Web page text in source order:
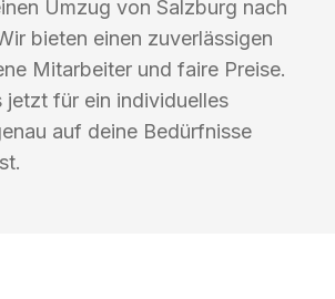
Umzug von Salzburg nach
bieten einen zuverlässigen
Mitarbeiter und faire Preise.
jetzt für ein individuelles
auf deine Bedürfnisse